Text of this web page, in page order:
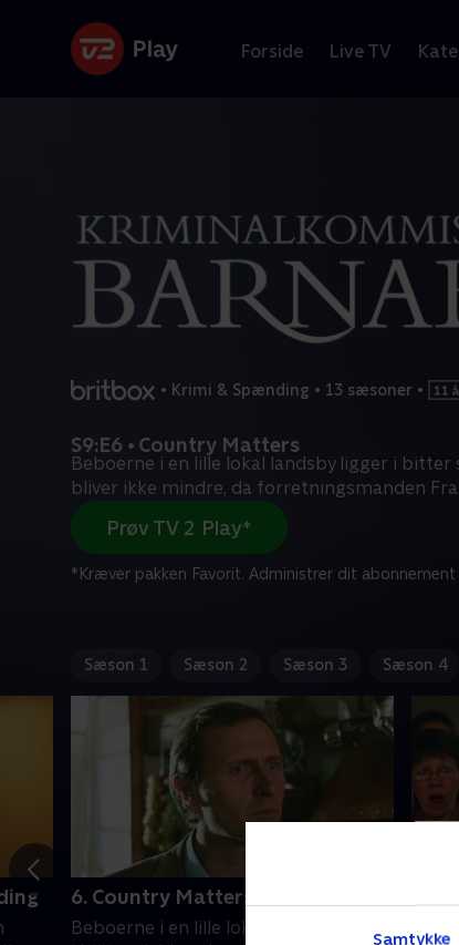
Samtykke
Forside Live TV
• Krimi & Spænding • 13 sæsoner •
S9:E6 • Country Matters
Beboerne i en lille lokal landsby ligger i
bliver ikke mindre, da forretningsmanden
Prøv TV 2 Play*
*Kræver pakken Favorit. Administrer dit abonnement
Sæson 1 Sæson 2 Sæson 3 Sæson 4
6. Country Matters
Beboerne i en lille lokal landsby ligger